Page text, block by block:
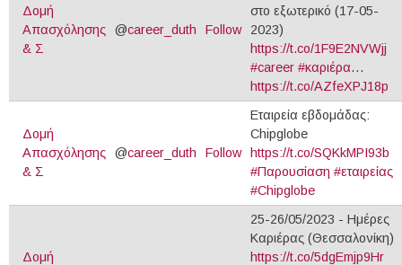
Δομή
Απασχόλησης
& Σ
@career_duth Follow
στο εξωτερικό (17-05-
2023)
https://t.co/1F9E2NVWjj
#career #καριέρα…
https://t.co/AZfeXPJ18p
Δομή
Απασχόλησης
& Σ
@career_duth Follow
Εταιρεία εβδομάδας:
Chipglobe
https://t.co/SQKkMPI93b
#Παρουσίαση #εταιρείας
#Chipglobe
Δομή
25-26/05/2023 - Ημέρες
Καριέρας (Θεσσαλονίκη)
https://t.co/5dgEmjp9Hr